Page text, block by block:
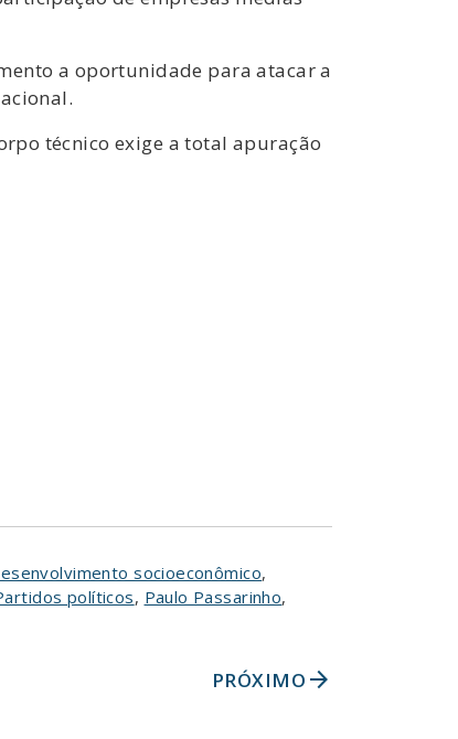
a oportunidade para atacar a
técnico exige a total apuração
socioeconômico,
políticos, Paulo Passarinho,
PRÓXIMO arrow_forward